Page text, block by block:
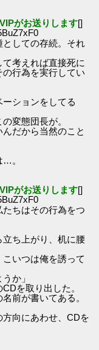
がお送りします[]
としての存続。それ
考えれば直接死に
行為を実行してい
ーションをしてる
変態団長が。
んだから当然のこと
…。
がお送りします[]
たちはその行為をつ
ち上がり、机に腰
いつは俺を誘って
か」
を取り出した。
前が書いてある。
向にあわせ、CDを